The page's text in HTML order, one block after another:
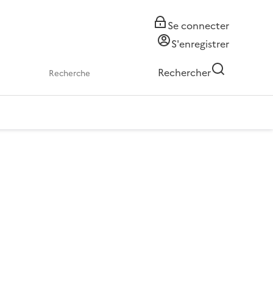
Se connecter
S'enregistrer
Rechercher